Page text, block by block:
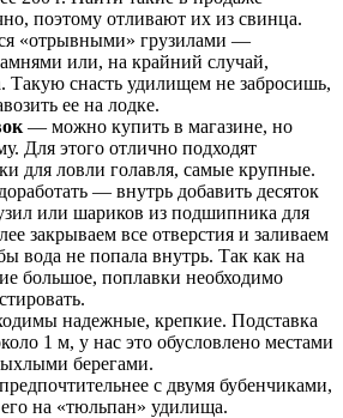
поэтому отливают их из свинца.
«отрывными» грузилами —
или, на крайний случай,
Такую снасть удилищем не забросишь,
ее на лодке.
— можно купить в магазине, но
Для этого отлично подходят
для ловли голавля, самые крупные.
— внутрь добавить десяток
или шариков из подшипника для
закрываем все отверстия и заливаем
вода не попала внутрь. Так как на
большое, поплавки необходимо
надежные, крепкие. Подставка
1 м, у нас это обусловлено местами
берегами.
с двумя бубенчиками,
на «тюльпан» удилища.